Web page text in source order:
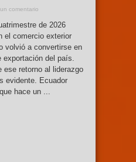
comentario
de 2026
el comercio exterior
volvió a convertirse en
exportación del país.
ese retorno al liderazgo
evidente. Ecuador
hace un ...